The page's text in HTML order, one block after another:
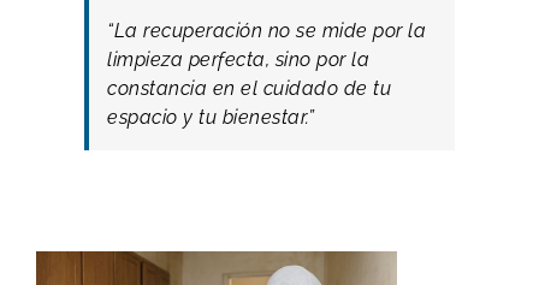
“La recuperación no se mide por la
limpieza perfecta, sino por la
constancia en el cuidado de tu
espacio y tu bienestar.”